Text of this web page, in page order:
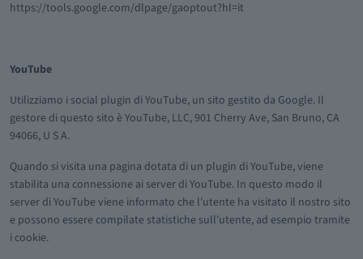
https://tools.google.com/dlpage/gaoptout?hl=it
YouTube
Utilizziamo i social plugin di YouTube, un sito gestito da Google. Il
gestore di questo sito è YouTube, LLC, 901 Cherry Ave, San Bruno, CA
94066, U S A.
Quando si visita una pagina dotata di un plugin di YouTube, viene
stabilita una connessione ai server di YouTube. In questo modo il
server di YouTube viene informato che l'utente ha visitato il nostro sito
e possono essere compilate statistiche sull'utente, ad esempio tramite
i cookie.